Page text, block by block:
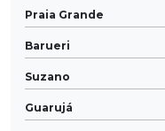
Praia Grande
Barueri
Suzano
Guarujá